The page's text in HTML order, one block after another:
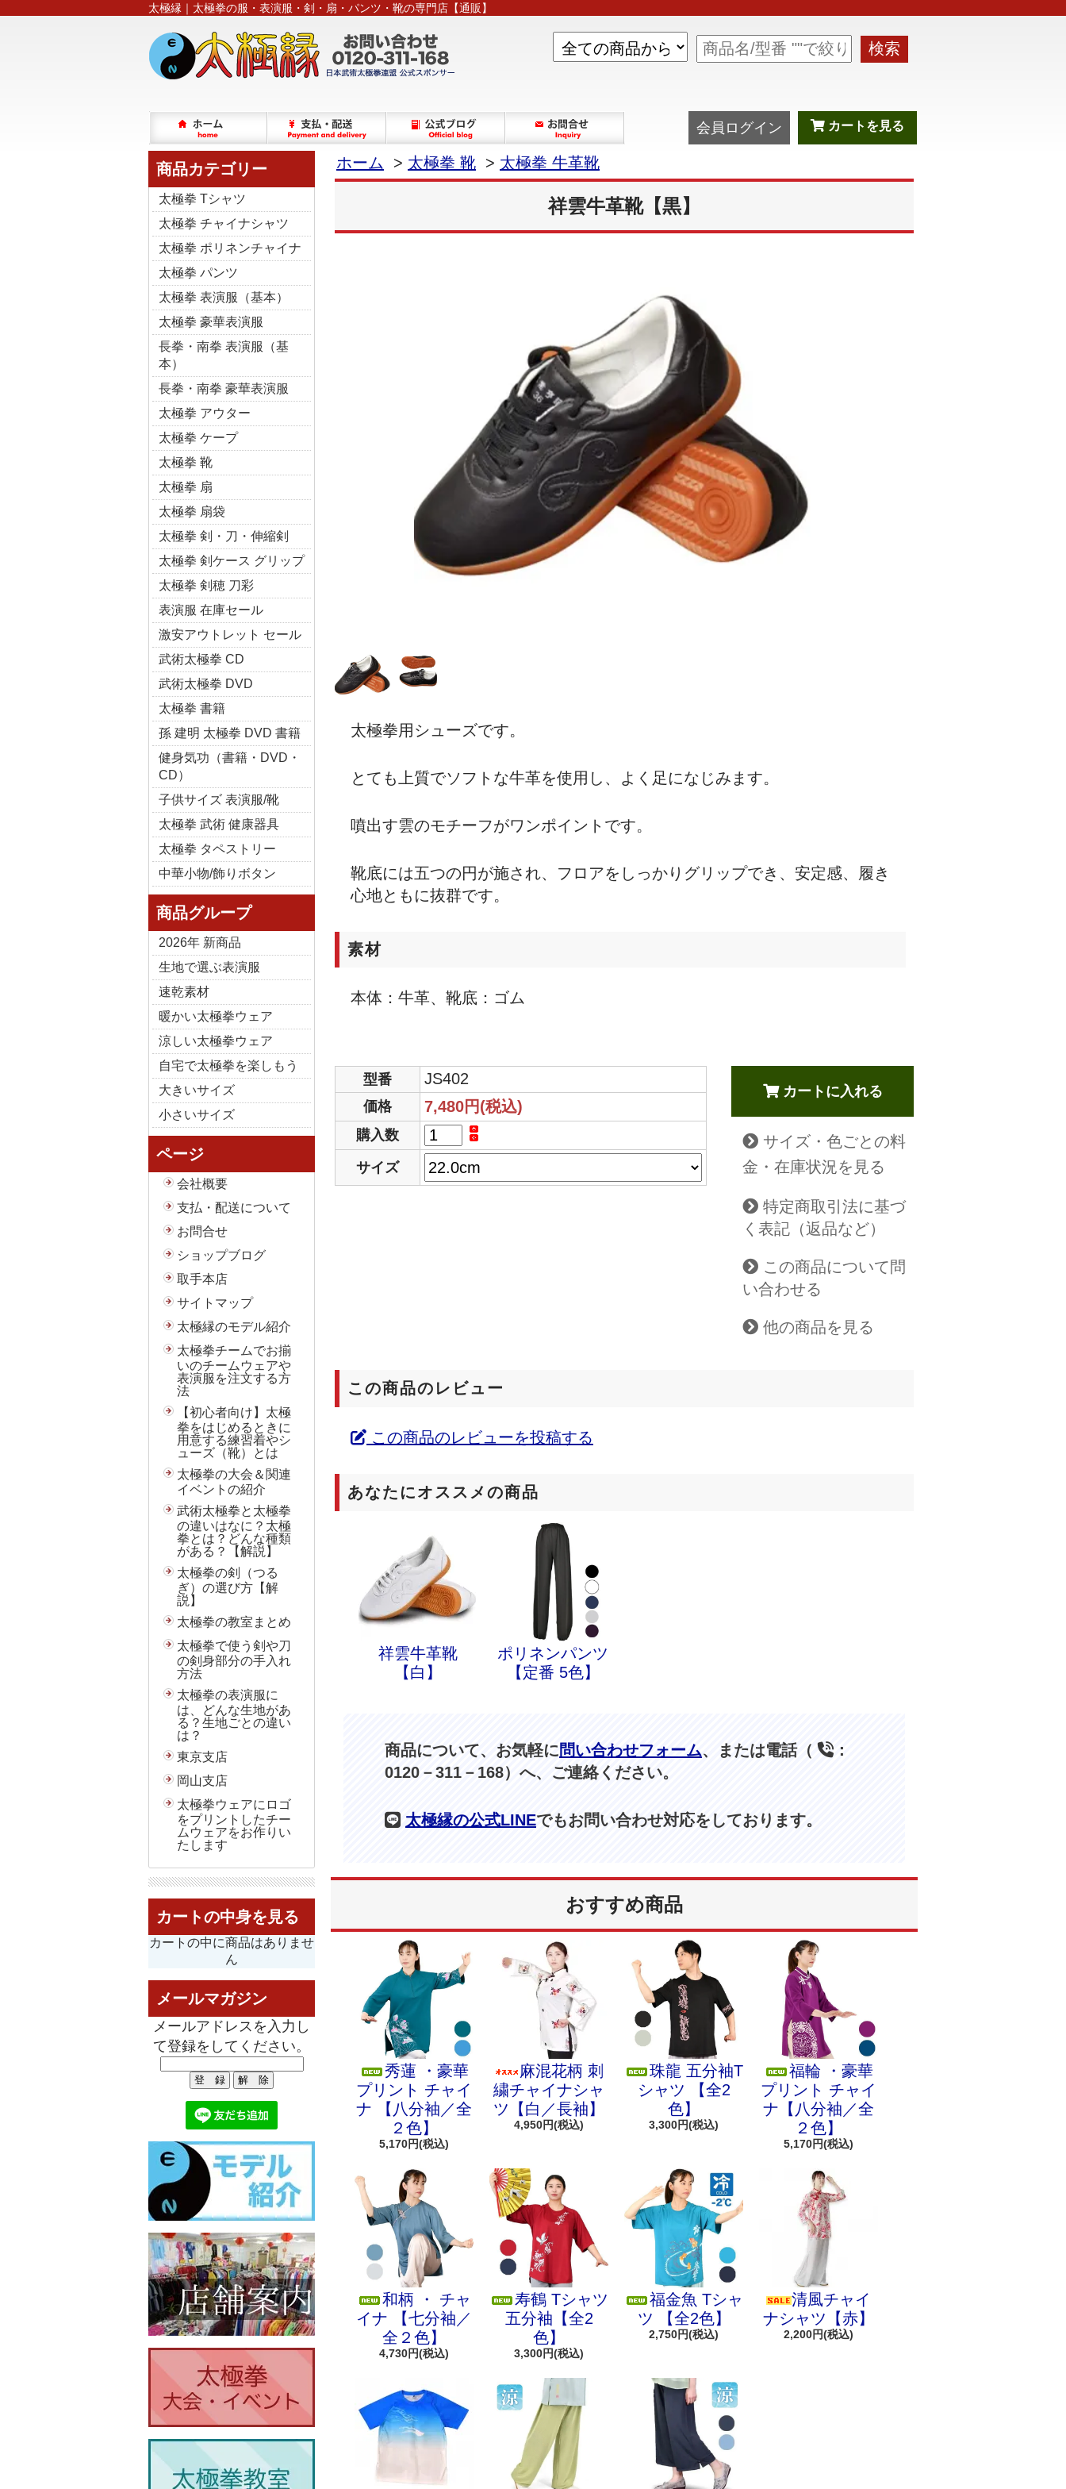
太極縁｜太極拳の服・表演服・剣・扇・パンツ・靴の専門店【通販】
検索
会員ログイン カートを見る
商品カテゴリー
太極拳 Tシャツ
太極拳 チャイナシャツ
太極拳 ポリネンチャイナ
太極拳 パンツ
太極拳 表演服（基本）
太極拳 豪華表演服
長拳・南拳 表演服（基
本）
長拳・南拳 豪華表演服
太極拳 アウター
太極拳 ケープ
太極拳 靴
太極拳 扇
太極拳 扇袋
太極拳 剣・刀・伸縮剣
太極拳 剣ケース グリップ
太極拳 剣穂 刀彩
表演服 在庫セール
激安アウトレット セール
武術太極拳 CD
武術太極拳 DVD
太極拳 書籍
孫 建明 太極拳 DVD 書籍
健身気功（書籍・DVD・
CD）
子供サイズ 表演服/靴
太極拳 武術 健康器具
太極拳 タペストリー
中華小物/飾りボタン
商品グループ
2026年 新商品
生地で選ぶ表演服
速乾素材
暖かい太極拳ウェア
涼しい太極拳ウェア
自宅で太極拳を楽しもう
大きいサイズ
小さいサイズ
ページ
会社概要
支払・配送について
お問合せ
ショップブログ
取手本店
サイトマップ
太極縁のモデル紹介
太極拳チームでお揃
いのチームウェアや
表演服を注文する方
法
【初心者向け】太極
拳をはじめるときに
用意する練習着やシ
ューズ（靴）とは
太極拳の大会＆関連
イベントの紹介
武術太極拳と太極拳
の違いはなに？太極
拳とは？どんな種類
がある？【解説】
太極拳の剣（つる
ぎ）の選び方【解
説】
太極拳の教室まとめ
太極拳で使う剣や刀
の剣身部分の手入れ
方法
太極拳の表演服に
は、どんな生地があ
る？生地ごとの違い
は？
東京支店
岡山支店
太極拳ウェアにロゴ
をプリントしたチー
ムウェアをお作りい
たします
カートの中身を見る
カートの中に商品はありませ
ん
メールマガジン
メールアドレスを入力し
て登録をしてください。
ホーム > 太極拳 靴 > 太極拳 牛革靴
祥雲牛革靴【黒】
太極拳用シューズです。
とても上質でソフトな牛革を使用し、よく足になじみます。
噴出す雲のモチーフがワンポイントです。
靴底には五つの円が施され、フロアをしっかりグリップでき、安定感、履き
心地ともに抜群です。
素材
本体：牛革、靴底：ゴム
型番 JS402
価格 7,480円(税込)
購入数
サイズ
カートに入れる
サイズ・色ごとの料
金・在庫状況を見る
特定商取引法に基づ
く表記（返品など）
この商品について問
い合わせる
他の商品を見る
この商品のレビュー
この商品のレビューを投稿する
あなたにオススメの商品
祥雲牛革靴
【白】
ポリネンパンツ
【定番 5色】
商品について、お気軽に問い合わせフォーム、または電話（
：
0120－311－168）へ、ご連絡ください。
太極縁の公式LINEでもお問い合わせ対応をしております。
おすすめ商品
秀蓮 ・豪華
プリント チャイ
ナ 【八分袖／全
２色】
5,170円(税込)
麻混花柄 刺
繍チャイナシャ
ツ【白／長袖】
4,950円(税込)
珠龍 五分袖T
シャツ 【全2
色】
3,300円(税込)
福輪 ・豪華
プリント チャイ
ナ【八分袖／全
２色】
5,170円(税込)
和柄 ・ チャ
イナ 【七分袖／
全２色】
4,730円(税込)
寿鶴 Tシャツ
五分袖【全2
色】
3,300円(税込)
福金魚 Tシャ
ツ 【全2色】
2,750円(税込)
清風チャイ
ナシャツ【赤】
2,200円(税込)